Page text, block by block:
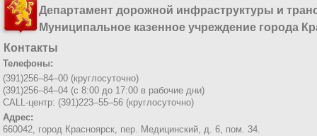
Департамент дорожной инфраструктуры и
Муниципальное казенное учреждение города
Контакты
Телефоны:
(391)256–84–00 (круглосуточно)
(391)256–84–04 (с 8:00 до 17:00 в рабочие дни)
CALL-центр: (391)223–55–56 (круглосуточно)
Адрес:
660042, город Красноярск, пер. Медицинский, д. 6, пом. 34.